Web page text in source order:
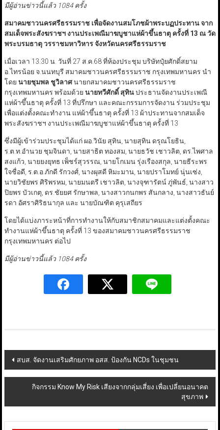
มีผู้อ่านข่าวนี้แล้ว 1084 ครั้ง
สมาคมชาวนครศรีธรรมราช เพื่อจัดงานสมโภชผ้าพระบฏประทาน จาก
สมเด็จพระสังฆราชฯ งานประเพณีมาฆบูชาแห่ผ้าขึ้นธาตุ ครั้งที่ 13 ณ วัด
พระบรมธาตุ วรราชมหาวิหาร จังหวัดนครศรีธรรมราช
เมื่อเวลา 13.30 น. วันที่ 27 ส.ค.68 ที่ห้องประชุม บริษัทปุ๋ยศักดิ์สยาม
อ.ไทรน้อย จ.นนทบุรี สมาคมชาวนครศรีธรรมราช กรุงเทพมหานคร นำ
โดย นายชุมพล ชูวิลาศนายกสมาคมชาวนครศรีธรรมราช
กรุงเทพมหานคร พร้อมด้วย นายทวีศักดิ์ สุทินประธานจัดงานประเพณี
แห่ผ้าขึ้นธาตุ ครั้งที่ 13 ที่ปรึกษา และคณะกรรมการจัดงาน ร่วมประชุม
เพื่อแต่งตั้งคณะทำงาน แห่ผ้าขึ้นธาตุ ครั้งที่ 13 ผ้าประทานจากสมเด็จ
พระสังฆราชฯ งานประเพณีมาฆบูชาแห่ผ้าขึ้นธาตุ ครั้งที่ 13
ซึ่งมีผู้เข้าร่วมประชุมได้แก่ ผอ.วินัย สุทิน, นายสุทิน ดรุณโยธิน,
ร.ต.ท.อำนวย ชุมจินดา, นายสาธิต ทองสม, นายธวัช เชาวลิต, ดร.ไพศาล
สงแก้ว, นายยงยุทธ เพ็ชร์สุวรรณ, นายโกเมน รุ่งเรืองสกุล, นายธีระพร
ใจชื่อดี, ร.ต.อ.ภักดี รักวงศ์, นางผุสดี หิมะมาน, นายปราโมทย์ นุ่นเซ่ง,
นายวิชัยพร ศิริพรหม, นายมนตรี เชาวลิต, นางจุฑารัตน์ ภู่พันธ์, นางสาว
ปิยพร บัวเกตุ, ดร.ชัยยศ รักษาพล, นางสาวกนกพร สันกลาง, นางสาวธันย์
รดา อัศราศิริธนากุล และ นายบัณฑิต คุรุเสถียร
โดยได้แบ่งภาระหน้าที่การทำงานให้กับสมาชิกสมาคมและแต่งตั้งคณะ
ทำงานแห่ผ้าขึ้นธาตุ ครั้งที่ 13 ของสมาคมชาวนครศรีธรรมราช
กรุงเทพมหานคร ต่อไป
มีผู้อ่านข่าวนี้แล้ว 1084 ครั้ง
Post
navigation
สบส. จัดงานเสริมศักยภาพ อสส. ป้องกัน NCDs ในชุมชน
กิจกรรม Know My Risk เสียงจากกลุ่มเสี่ยง เพื่อเปลี่ยนอนาคต
สุขภาพ